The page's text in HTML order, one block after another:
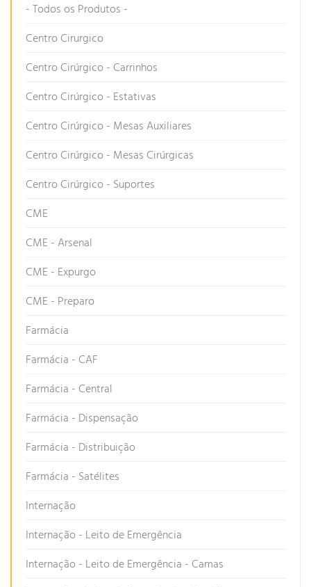
- Todos os Produtos -
Centro Cirurgico
Centro Cirúrgico - Carrinhos
Centro Cirúrgico - Estativas
Centro Cirúrgico - Mesas Auxiliares
Centro Cirúrgico - Mesas Cirúrgicas
Centro Cirúrgico - Suportes
CME
CME - Arsenal
CME - Expurgo
CME - Preparo
Farmácia
Farmácia - CAF
Farmácia - Central
Farmácia - Dispensação
Farmácia - Distribuição
Farmácia - Satélites
Internação
Internação - Leito de Emergência
Internação - Leito de Emergência - Camas